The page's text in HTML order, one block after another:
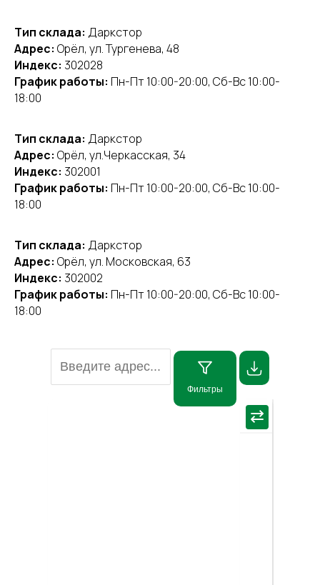
Тип склада: Даркстор
Адрес: Орёл, ул. Тургенева, 48
Индекс: 302028
График работы: Пн-Пт 10:00-20:00, Сб-Вс 10:00-
18:00
Тип склада: Даркстор
Адрес: Орёл, ул.Черкасская, 34
Индекс: 302001
График работы: Пн-Пт 10:00-20:00, Сб-Вс 10:00-
18:00
Тип склада: Даркстор
Адрес: Орёл, ул. Московская, 63
Индекс: 302002
График работы: Пн-Пт 10:00-20:00, Сб-Вс 10:00-
18:00
Фильтры
×
⇄